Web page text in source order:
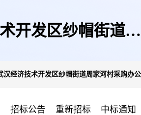
开发区纱帽街道周
汉经济技术开发区纱帽街道周家河村采购办
招标公告 重新招标 中标通知